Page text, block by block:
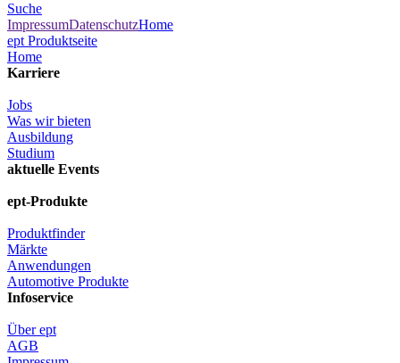
Suche
ImpressumDatenschutzHome
ept Produktseite
Home
Karriere
Jobs
Was wir bieten
Ausbildung
Studium
aktuelle Events
ept-Produkte
Produktfinder
Märkte
Anwendungen
Automotive Produkte
Infoservice
Über ept
AGB